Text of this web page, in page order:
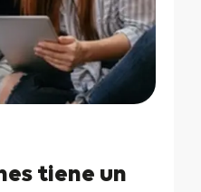
tiene un